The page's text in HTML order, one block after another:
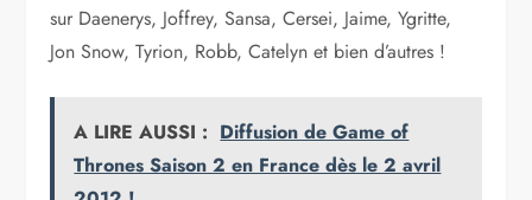
sur Daenerys, Joffrey, Sansa, Cersei, Jaime, Ygritte,
Jon Snow, Tyrion, Robb, Catelyn et bien d’autres !
A LIRE AUSSI : Diffusion de Game of
Thrones Saison 2 en France dès le 2 avril